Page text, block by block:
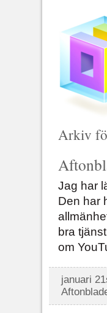
Arkiv
Jag har
Den har
bra
om
januari